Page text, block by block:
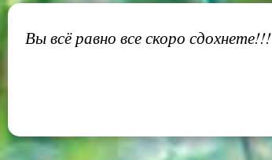
Вы всё равно все скоро сдохнете!!!